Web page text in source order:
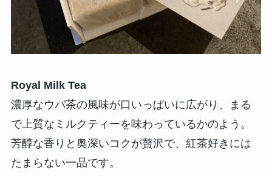
Royal Milk Tea
濃厚なウバ茶の風味が口いっぱいに広がり、まる
で上質なミルクティーを味わっているかのよう。
芳醇な香りと奥深いコクが贅沢で、紅茶好きには
たまらない一品です。